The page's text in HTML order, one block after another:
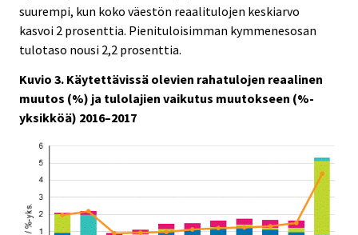
suurempi, kun koko väestön reaalitulojen keskiarvo
kasvoi 2 prosenttia. Pienituloisimman kymmenesosan
tulotaso nousi 2,2 prosenttia.
Kuvio 3. Käytettävissä olevien rahatulojen reaalinen
muutos (%) ja tulolajien vaikutus muutokseen (%-
yksikköä) 2016–2017